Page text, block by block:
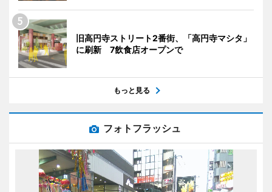
旧高円寺ストリート2番街、「高円寺マシタ」
に刷新 7飲食店オープンで
もっと見る
フォトフラッシュ